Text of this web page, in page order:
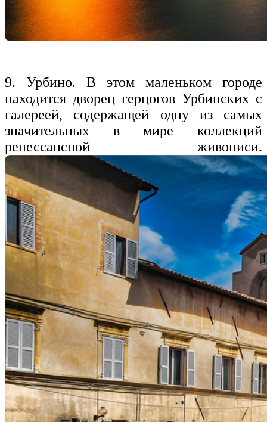
9. Урбино. В этом маленьком городе
находится дворец герцогов Урбинских с
галереей, содержащей одну из самых
значительных в мире коллекций
ренессансной живописи.